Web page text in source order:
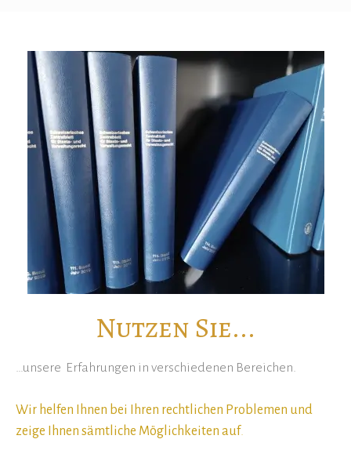
Nutzen Sie...
…unsere Erfahrungen in verschiedenen Bereichen.
Wir helfen Ihnen bei Ihren rechtlichen Problemen und
zeige Ihnen sämtliche Möglichkeiten auf.